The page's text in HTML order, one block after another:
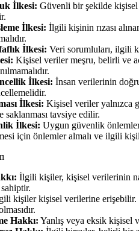
İlkesi: Güvenli bir şekilde
İlkesi: İlgili kişinin rızası
İlkesi: Veri sorumluları, ilgili
Kişisel veriler meşru, belirli ve
İlkesi: İnsan verilerinin
İlkesi: Kişisel veriler yalnızca
saklanması tavsiye edilir.
İlkesi: Uygun güvenlik
için önlemler almalı ve ilgili
İlgili kişiler, kişisel verilerinin
kişiler kişisel verilerine erişebilir.
Hakkı: Yanlış veya eksik kişisel